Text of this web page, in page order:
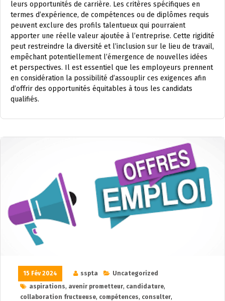
leurs opportunités de carrière. Les critères spécifiques en
termes d’expérience, de compétences ou de diplômes requis
peuvent exclure des profils talentueux qui pourraient
apporter une réelle valeur ajoutée à l’entreprise. Cette rigidité
peut restreindre la diversité et l’inclusion sur le lieu de travail,
empêchant potentiellement l’émergence de nouvelles idées
et perspectives. Il est essentiel que les employeurs prennent
en considération la possibilité d’assouplir ces exigences afin
d’offrir des opportunités équitables à tous les candidats
qualifiés.
15 Fév 2024 sspta
Uncategorized
aspirations, avenir prometteur, candidature,
collaboration fructueuse, compétences, consulter,